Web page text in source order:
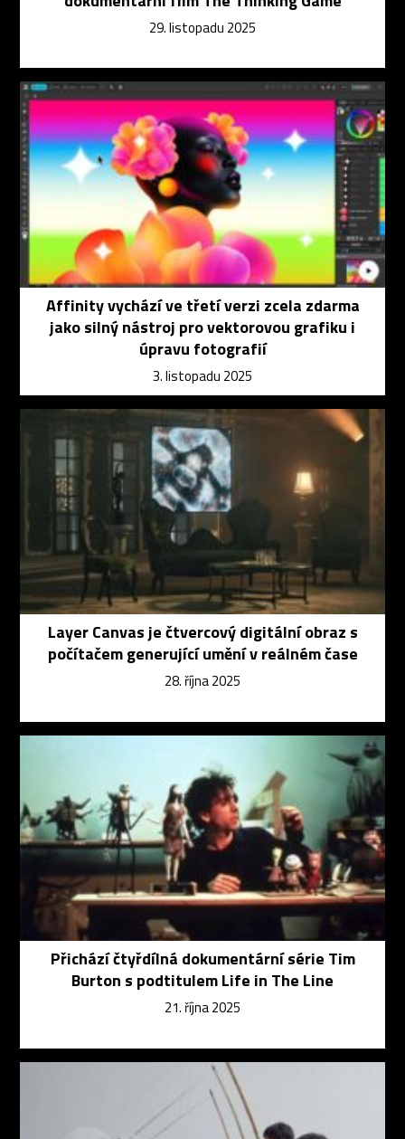
29. listopadu 2025
Affinity vychází ve třetí verzi zcela zdarma
jako silný nástroj pro vektorovou grafiku i
úpravu fotografií
3. listopadu 2025
Layer Canvas je čtvercový digitální obraz s
počítačem generující umění v reálném čase
28. října 2025
Přichází čtyřdílná dokumentární série Tim
Burton s podtitulem Life in The Line
21. října 2025